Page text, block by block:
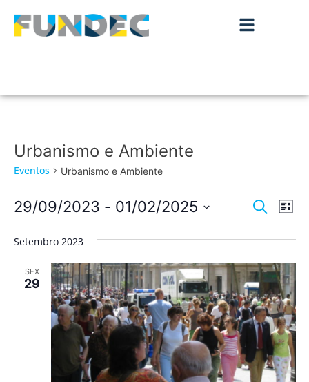
Urbanismo e Ambiente
Eventos Urbanismo e Ambiente
de
e
de
Pesquisar
de
Lista
29/09/2023 - 01/02/2025
data.
Setembro 2023
SEX
29